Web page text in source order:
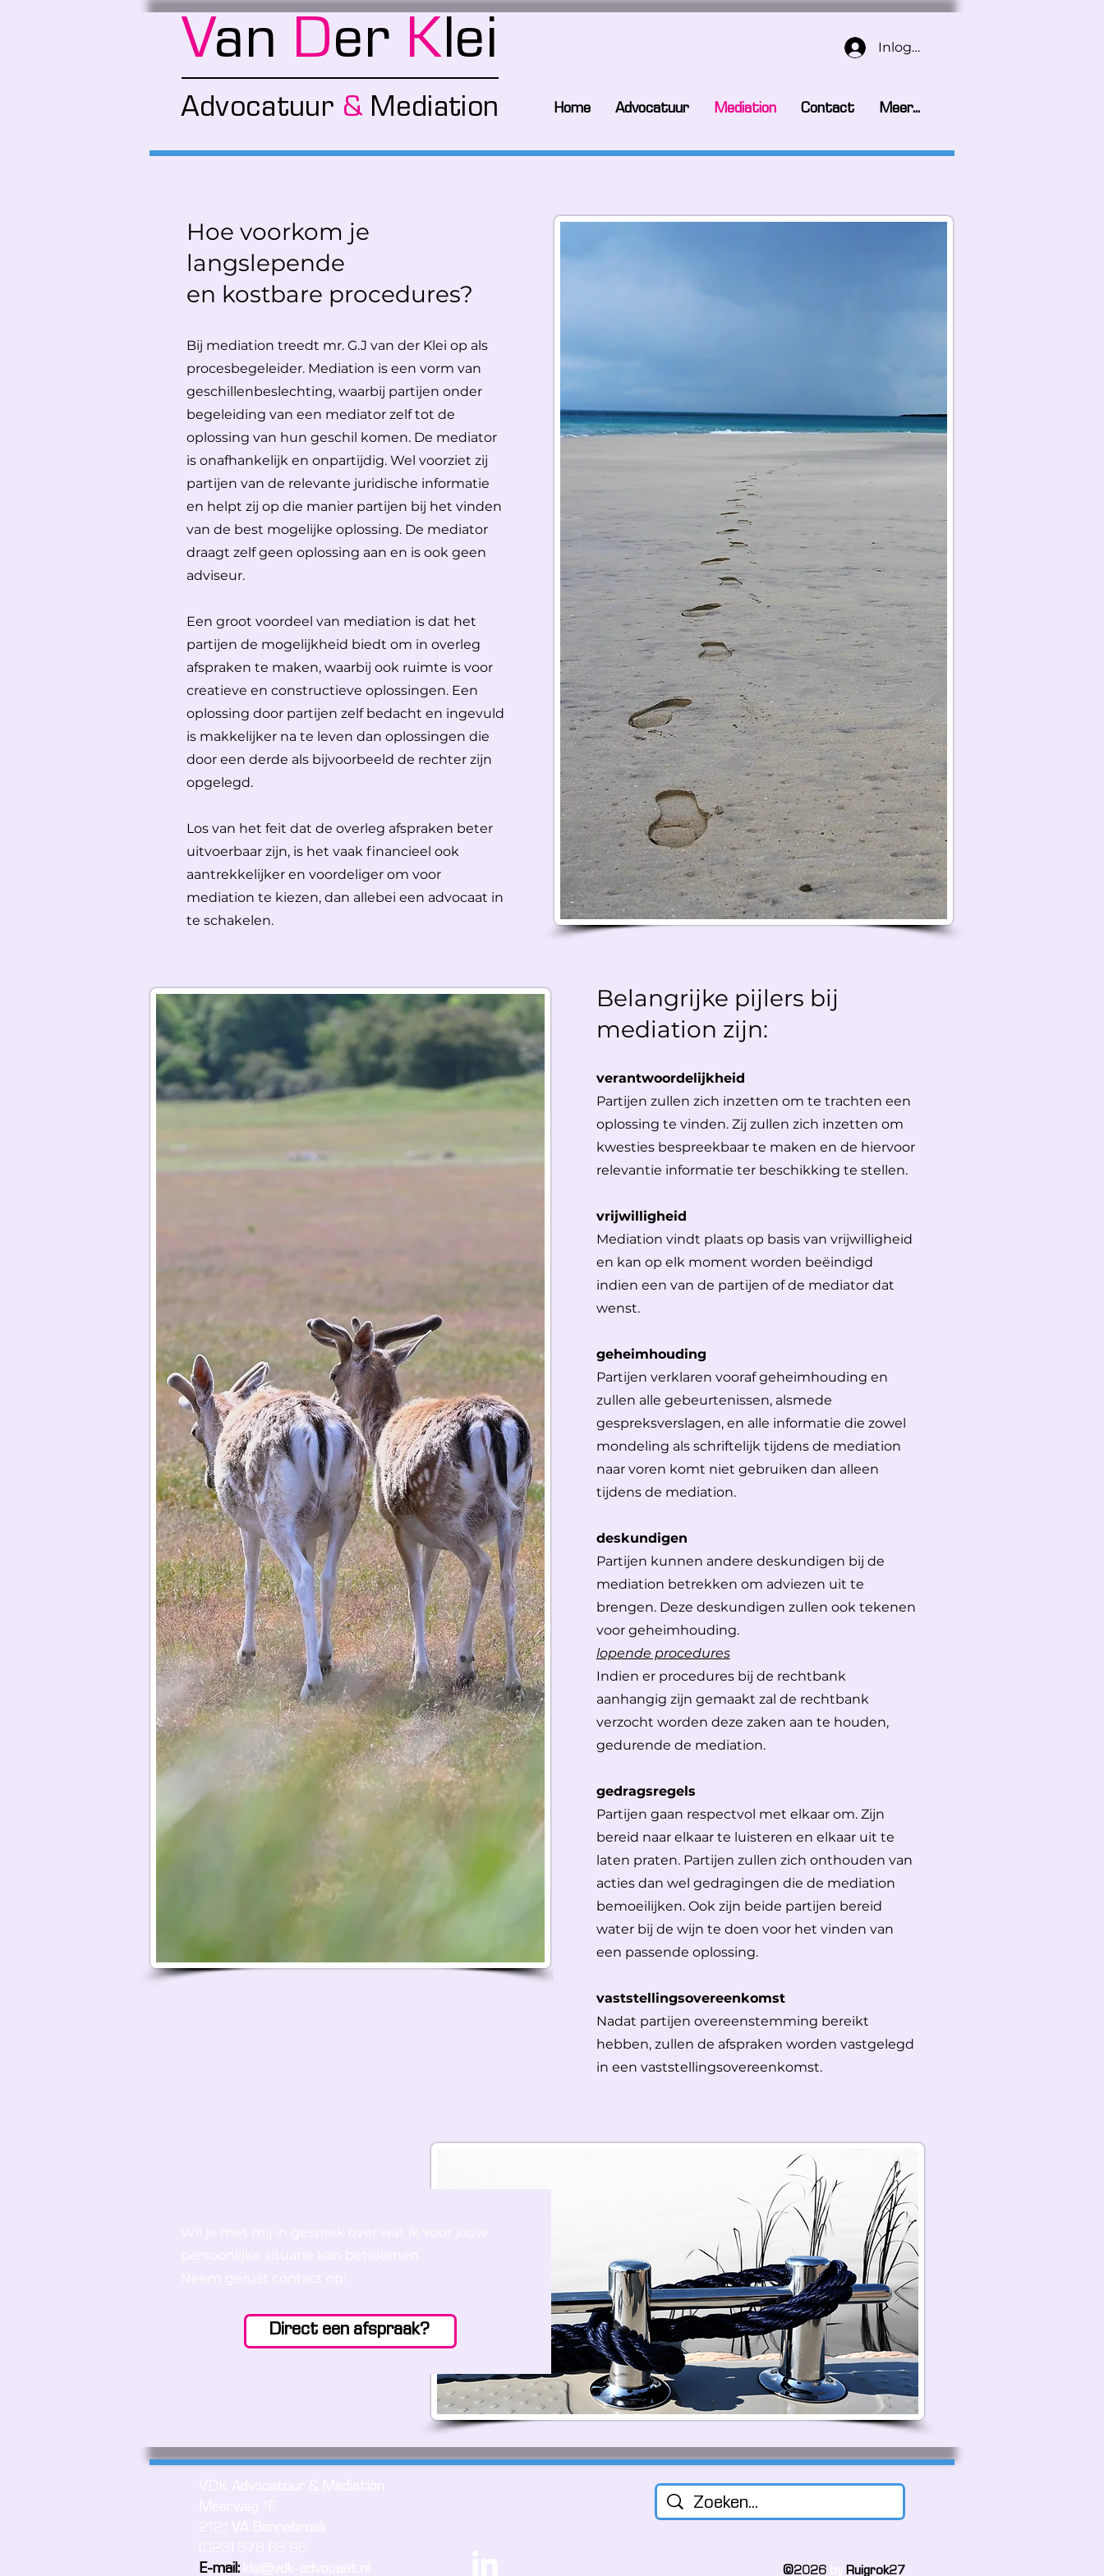
Van Der Klei
Advocatuur & Mediation
Inloggen
Home Advocatuur Mediation Contact Meer...
Hoe voorkom je
langslepende
en kostbare procedures?
Bij mediation treedt mr. G.J van der Klei op als
procesbegeleider. Mediation is een vorm van
geschillenbeslechting, waarbij partijen onder
begeleiding van een mediator zelf tot de
oplossing van hun geschil komen. De mediator
is onafhankelijk en onpartijdig. Wel voorziet zij
partijen van de relevante juridische informatie
en helpt zij op die manier partijen bij het vinden
van de best mogelijke oplossing. De mediator
draagt zelf geen oplossing aan en is ook geen
adviseur.
Een groot voordeel van mediation is dat het
partijen de mogelijkheid biedt om in overleg
afspraken te maken, waarbij ook ruimte is voor
creatieve en constructieve oplossingen. Een
oplossing door partijen zelf bedacht en ingevuld
is makkelijker na te leven dan oplossingen die
door een derde als bijvoorbeeld de rechter zijn
opgelegd.
Los van het feit dat de overleg afspraken beter
uitvoerbaar zijn, is het vaak financieel ook
aantrekkelijker en voordeliger om voor
mediation te kiezen, dan allebei een advocaat in
te schakelen.
Belangrijke pijlers bij
mediation zijn:
verantwoordelijkheid
Partijen zullen zich inzetten om te trachten een
oplossing te vinden. Zij zullen zich inzetten om
kwesties bespreekbaar te maken en de hiervoor
relevantie informatie ter beschikking te stellen.
vrijwilligheid
Mediation vindt plaats op basis van vrijwilligheid
en kan op elk moment worden beëindigd
indien een van de partijen of de mediator dat
wenst.
geheimhouding
Partijen verklaren vooraf geheimhouding en
zullen alle gebeurtenissen, alsmede
gespreksverslagen, en alle informatie die zowel
mondeling als schriftelijk tijdens de mediation
naar voren komt niet gebruiken dan alleen
tijdens de mediation.
deskundigen
Partijen kunnen andere deskundigen bij de
mediation betrekken om adviezen uit te
brengen. Deze deskundigen zullen ook tekenen
voor geheimhouding.
lopende procedures
Indien er procedures bij de rechtbank
aanhangig zijn gemaakt zal de rechtbank
verzocht worden deze zaken aan te houden,
gedurende de mediation.
gedragsregels
Partijen gaan respectvol met elkaar om. Zijn
bereid naar elkaar te luisteren en elkaar uit te
laten praten. Partijen zullen zich onthouden van
acties dan wel gedragingen die de mediation
bemoeilijken. Ook zijn beide partijen bereid
water bij de wijn te doen voor het vinden van
een passende oplossing.
vaststellingsovereenkomst
Nadat partijen overeenstemming bereikt
hebben, zullen de afspraken worden vastgelegd
in een vaststellingsovereenkomst.
Direct een afspraak?
E-mail:
©2026 Ruigrok27